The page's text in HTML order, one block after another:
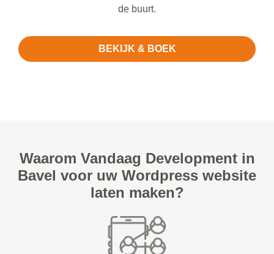
de buurt.
BEKIJK & BOEK
Waarom Vandaag Development in
Bavel voor uw Wordpress website
laten maken?